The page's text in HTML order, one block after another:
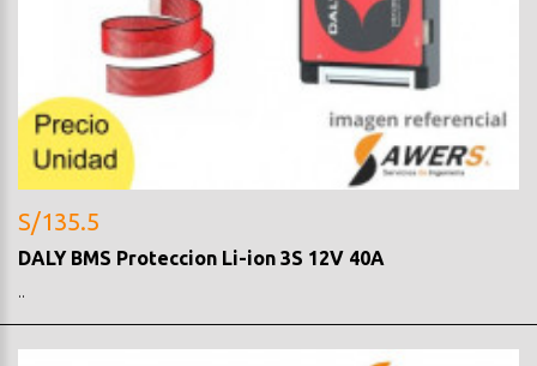
S/135.5
DALY BMS Proteccion Li-ion 3S 12V 40A
..